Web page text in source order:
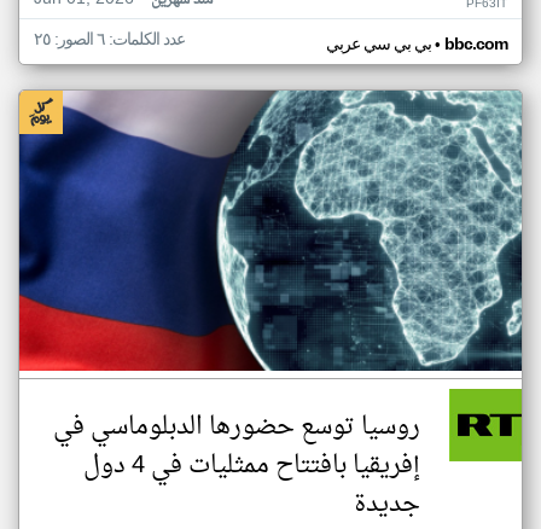
بي بي سي عربي• bbc.com عدد الكلمات: ٦ الصور: ٢٥
روسيا توسع حضورها الدبلوماسي في
إفريقيا بافتتاح ممثليات في 4 دول
جديدة